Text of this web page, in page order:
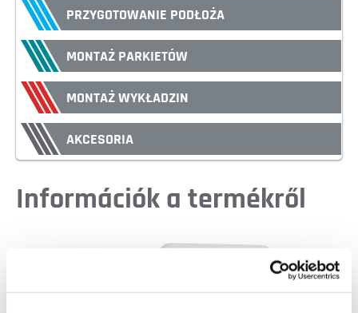
PRZYGOTOWANIE PODŁOŻA
MONTAŻ PARKIETÓW
MONTAŻ WYKŁADZIN
AKCESORIA
Információk a termékről